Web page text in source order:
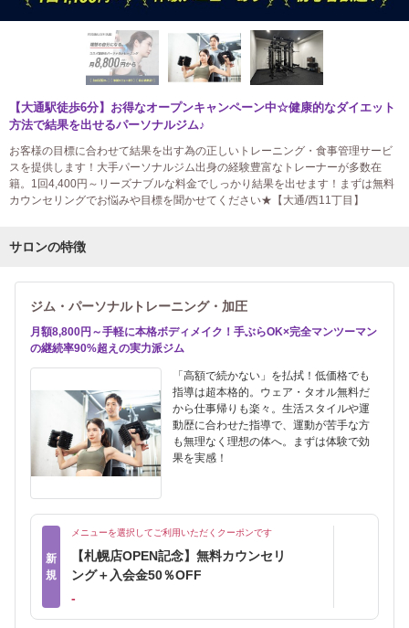
【大通駅徒歩6分】お得なオープンキャンペーン中☆健康的なダイエット
方法で結果を出せるパーソナルジム♪
お客様の目標に合わせて結果を出す為の正しいトレーニング・食事管理サービ
スを提供します！大手パーソナルジム出身の経験豊富なトレーナーが多数在
籍。1回4,400円～リーズナブルな料金でしっかり結果を出せます！まずは無料
カウンセリングでお悩みや目標を聞かせてください★【大通/西11丁目】
サロンの特徴
ジム・パーソナルトレーニング・加圧
月額8,800円～手軽に本格ボディメイク！手ぶらOK×完全マンツーマン
の継続率90%超えの実力派ジム
「高額で続かない」を払拭！低価格でも
指導は超本格的。ウェア・タオル無料だ
から仕事帰りも楽々。生活スタイルや運
動歴に合わせた指導で、運動が苦手な方
も無理なく理想の体へ。まずは体験で効
果を実感！
新
規
メニューを選択してご利用いただくクーポンです
【札幌店OPEN記念】無料カウンセリ
ング＋入会金50％OFF
‐